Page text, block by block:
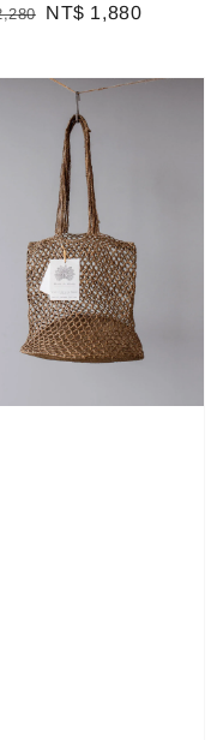
Sale
NT$ 1,880